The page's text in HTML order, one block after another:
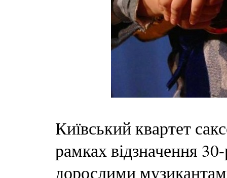
Київський квартет
рамках відзначення
дорослими